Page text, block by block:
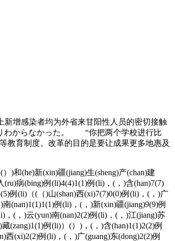
增感染者均为外省来甘阳性人员的密切接触
りわからなかった。 “你把两个学校进行比
教育制度。改革的目的是要让成果更多地惠及
和(he)新(xin)疆(jiang)生(sheng)产(chan)建
(ru)病(bing)例(li)4(4)1(1)例(li)，(，)含(han)7(7)
例(li)（(（)山(shan)西(xi)7(7)0(0)例(li)，(，)广
(nan)1(1)1(1)例(li)，(，)新(xin)疆(jiang)9(9)例
，(，)云(yun)南(nan)2(2)例(li)，(，)江(jiang)苏
(zang)1(1)例(li)）(）)，(，)含(han)1(1)2(2)例
西(xi)2(2)例(li)，(，)广(guang)东(dong)2(2)例